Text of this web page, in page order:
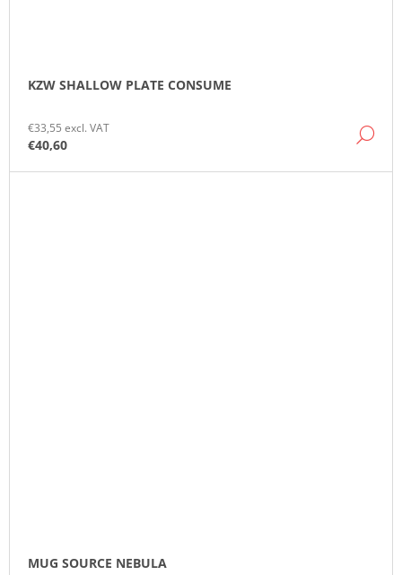
KZW SHALLOW PLATE CONSUME
€33,55 excl. VAT
€40,60
MUG SOURCE NEBULA